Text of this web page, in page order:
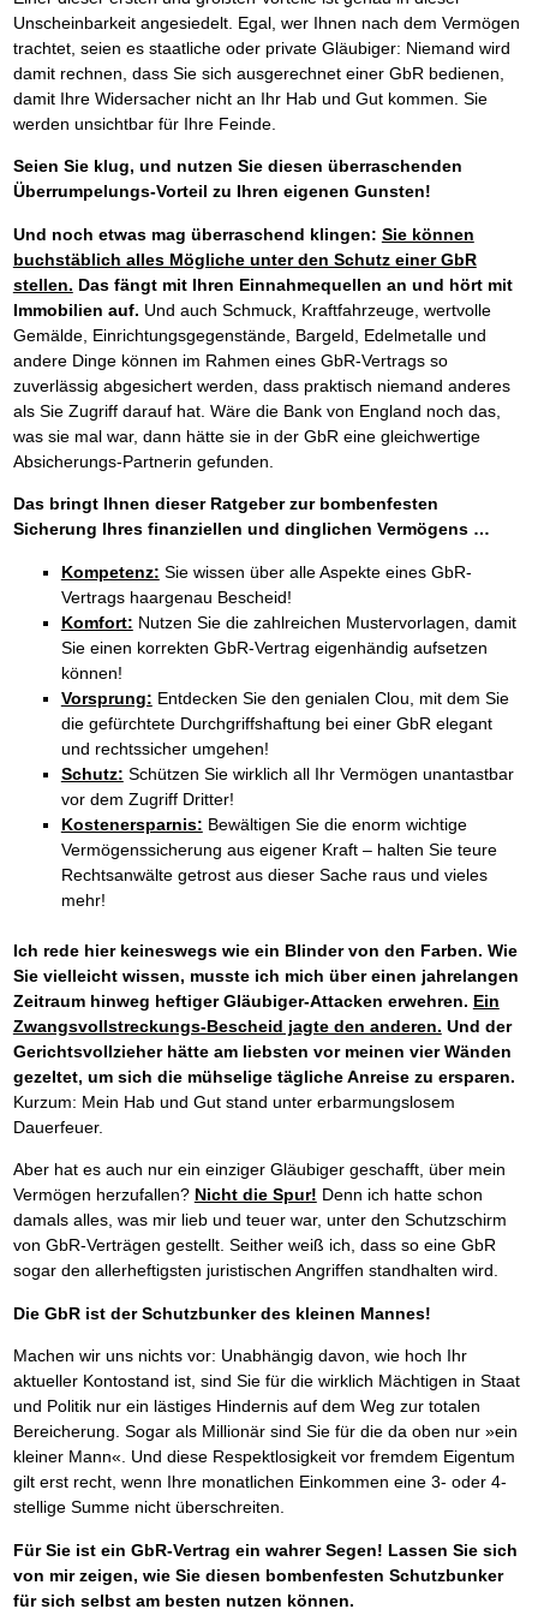
Unscheinbarkeit angesiedelt. Egal, wer Ihnen nach dem Vermögen
trachtet, seien es staatliche oder private Gläubiger: Niemand wird
damit rechnen, dass Sie sich ausgerechnet einer GbR bedienen,
damit Ihre Widersacher nicht an Ihr Hab und Gut kommen. Sie
werden unsichtbar für Ihre Feinde.
Seien Sie klug, und nutzen Sie diesen überraschenden
Überrumpelungs-Vorteil zu Ihren eigenen Gunsten!
Und noch etwas mag überraschend klingen: Sie können
buchstäblich alles Mögliche unter den Schutz einer GbR
stellen. Das fängt mit Ihren Einnahmequellen an und hört mit
Immobilien auf. Und auch Schmuck, Kraftfahrzeuge, wertvolle
Gemälde, Einrichtungsgegenstände, Bargeld, Edelmetalle und
andere Dinge können im Rahmen eines GbR-Vertrags so
zuverlässig abgesichert werden, dass praktisch niemand anderes
als Sie Zugriff darauf hat. Wäre die Bank von England noch das,
was sie mal war, dann hätte sie in der GbR eine gleichwertige
Absicherungs-Partnerin gefunden.
Das bringt Ihnen dieser Ratgeber zur bombenfesten
Sicherung Ihres finanziellen und dinglichen Vermögens …
Kompetenz: Sie wissen über alle Aspekte eines GbR-
Vertrags haargenau Bescheid!
Komfort: Nutzen Sie die zahlreichen Mustervorlagen, damit
Sie einen korrekten GbR-Vertrag eigenhändig aufsetzen
können!
Vorsprung: Entdecken Sie den genialen Clou, mit dem Sie
die gefürchtete Durchgriffshaftung bei einer GbR elegant
und rechtssicher umgehen!
Schutz: Schützen Sie wirklich all Ihr Vermögen unantastbar
vor dem Zugriff Dritter!
Kostenersparnis: Bewältigen Sie die enorm wichtige
Vermögenssicherung aus eigener Kraft – halten Sie teure
Rechtsanwälte getrost aus dieser Sache raus und vieles
mehr!
Ich rede hier keineswegs wie ein Blinder von den Farben. Wie
Sie vielleicht wissen, musste ich mich über einen jahrelangen
Zeitraum hinweg heftiger Gläubiger-Attacken erwehren. Ein
Zwangsvollstreckungs-Bescheid jagte den anderen. Und der
Gerichtsvollzieher hätte am liebsten vor meinen vier Wänden
gezeltet, um sich die mühselige tägliche Anreise zu ersparen.
Kurzum: Mein Hab und Gut stand unter erbarmungslosem
Dauerfeuer.
Aber hat es auch nur ein einziger Gläubiger geschafft, über mein
Vermögen herzufallen? Nicht die Spur! Denn ich hatte schon
damals alles, was mir lieb und teuer war, unter den Schutzschirm
von GbR-Verträgen gestellt. Seither weiß ich, dass so eine GbR
sogar den allerheftigsten juristischen Angriffen standhalten wird.
Die GbR ist der Schutzbunker des kleinen Mannes!
Machen wir uns nichts vor: Unabhängig davon, wie hoch Ihr
aktueller Kontostand ist, sind Sie für die wirklich Mächtigen in Staat
und Politik nur ein lästiges Hindernis auf dem Weg zur totalen
Bereicherung. Sogar als Millionär sind Sie für die da oben nur »ein
kleiner Mann«. Und diese Respektlosigkeit vor fremdem Eigentum
gilt erst recht, wenn Ihre monatlichen Einkommen eine 3- oder 4-
stellige Summe nicht überschreiten.
Für Sie ist ein GbR-Vertrag ein wahrer Segen! Lassen Sie sich
von mir zeigen, wie Sie diesen bombenfesten Schutzbunker
für sich selbst am besten nutzen können.